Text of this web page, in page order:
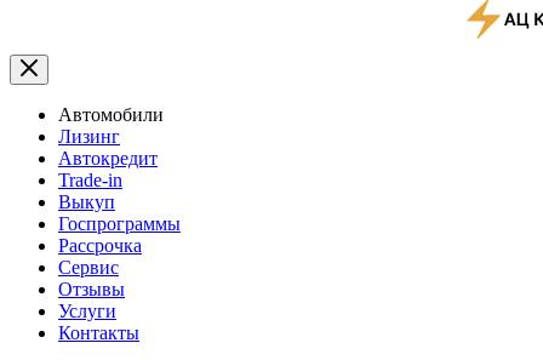
Автомобили
Лизинг
Автокредит
Trade-in
Выкуп
Госпрограммы
Рассрочка
Сервис
Отзывы
Услуги
Контакты